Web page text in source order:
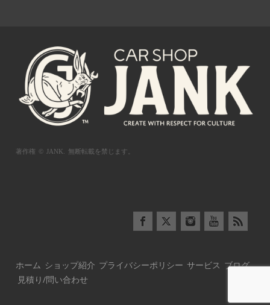
著作権 © JANK. 無断転載を禁じます。
ホーム ショップ紹介 プライバシーポリシー サービス ブログ
見積り/問い合わせ